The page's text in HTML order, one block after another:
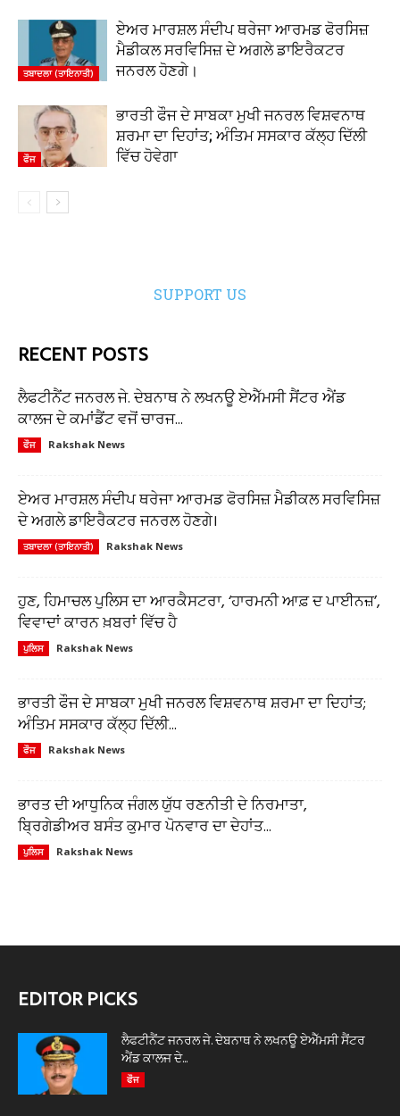
ਤਬਾਦਲਾ (ਤਾਇਨਾਤੀ)
ਏਅਰ ਮਾਰਸ਼ਲ ਸੰਦੀਪ ਥਰੇਜਾ ਆਰਮਡ ਫੋਰਸਿਜ਼
ਮੈਡੀਕਲ ਸਰਵਿਸਿਜ਼ ਦੇ ਅਗਲੇ ਡਾਇਰੈਕਟਰ
ਜਨਰਲ ਹੋਣਗੇ।
ਫੌਜ
ਭਾਰਤੀ ਫੌਜ ਦੇ ਸਾਬਕਾ ਮੁਖੀ ਜਨਰਲ ਵਿਸ਼ਵਨਾਥ
ਸ਼ਰਮਾ ਦਾ ਦਿਹਾਂਤ; ਅੰਤਿਮ ਸਸਕਾਰ ਕੱਲ੍ਹ ਦਿੱਲੀ
ਵਿੱਚ ਹੋਵੇਗਾ
SUPPORT US
RECENT POSTS
ਲੈਫਟੀਨੈਂਟ ਜਨਰਲ ਜੇ. ਦੇਬਨਾਥ ਨੇ ਲਖਨਊ ਏਐੱਮਸੀ ਸੈਂਟਰ ਐਂਡ
ਕਾਲਜ ਦੇ ਕਮਾਂਡੈਂਟ ਵਜੋਂ ਚਾਰਜ...
ਫੌਜ Rakshak News
ਏਅਰ ਮਾਰਸ਼ਲ ਸੰਦੀਪ ਥਰੇਜਾ ਆਰਮਡ ਫੋਰਸਿਜ਼ ਮੈਡੀਕਲ ਸਰਵਿਸਿਜ਼
ਦੇ ਅਗਲੇ ਡਾਇਰੈਕਟਰ ਜਨਰਲ ਹੋਣਗੇ।
ਤਬਾਦਲਾ (ਤਾਇਨਾਤੀ) Rakshak News
ਹੁਣ, ਹਿਮਾਚਲ ਪੁਲਿਸ ਦਾ ਆਰਕੈਸਟਰਾ, ‘ਹਾਰਮਨੀ ਆਫ਼ ਦ ਪਾਈਨਜ਼’,
ਵਿਵਾਦਾਂ ਕਾਰਨ ਖ਼ਬਰਾਂ ਵਿੱਚ ਹੈ
ਪੁਲਿਸ Rakshak News
ਭਾਰਤੀ ਫੌਜ ਦੇ ਸਾਬਕਾ ਮੁਖੀ ਜਨਰਲ ਵਿਸ਼ਵਨਾਥ ਸ਼ਰਮਾ ਦਾ ਦਿਹਾਂਤ;
ਅੰਤਿਮ ਸਸਕਾਰ ਕੱਲ੍ਹ ਦਿੱਲੀ...
ਫੌਜ Rakshak News
ਭਾਰਤ ਦੀ ਆਧੁਨਿਕ ਜੰਗਲ ਯੁੱਧ ਰਣਨੀਤੀ ਦੇ ਨਿਰਮਾਤਾ,
ਬ੍ਰਿਗੇਡੀਅਰ ਬਸੰਤ ਕੁਮਾਰ ਪੋਨਵਾਰ ਦਾ ਦੇਹਾਂਤ...
ਪੁਲਿਸ Rakshak News
EDITOR PICKS
ਲੈਫਟੀਨੈਂਟ ਜਨਰਲ ਜੇ. ਦੇਬਨਾਥ ਨੇ ਲਖਨਊ ਏਐੱਮਸੀ ਸੈਂਟਰ
ਐਂਡ ਕਾਲਜ ਦੇ...
ਫੌਜ